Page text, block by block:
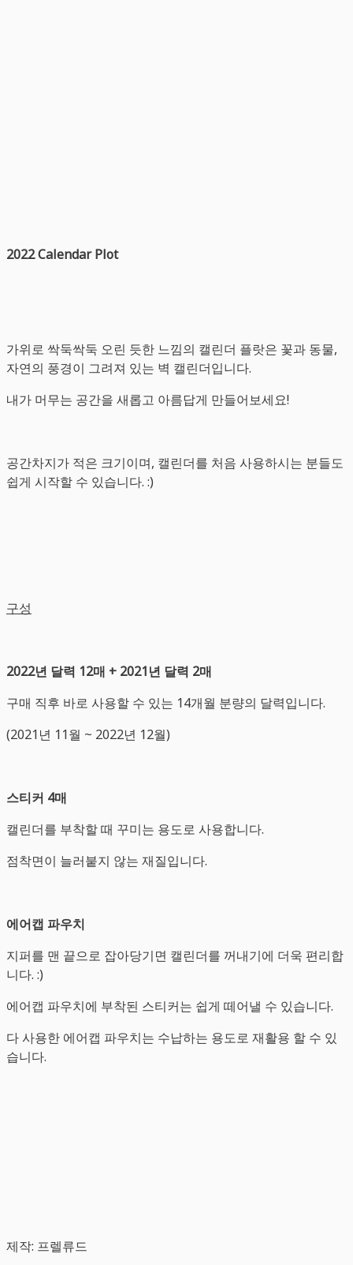
2022 Calendar Plot
가위로 싹둑싹둑 오린 듯한 느낌의 캘린더 플랏은 꽃과 동물,
자연의 풍경이 그려져 있는 벽 캘린더입니다.
내가 머무는 공간을 새롭고 아름답게 만들어보세요!
공간차지가 적은 크기이며, 캘린더를 처음 사용하시는 분들도
쉽게 시작할 수 있습니다. :)
구성
2022년 달력 12매 + 2021년 달력 2매
구매 직후 바로 사용할 수 있는 14개월 분량의 달력입니다.
(2021년 11월 ~ 2022년 12월)
스티커 4매
캘린더를 부착할 때 꾸미는 용도로 사용합니다.
점착면이 늘러붙지 않는 재질입니다.
에어캡 파우치
지퍼를 맨 끝으로 잡아당기면 캘린더를 꺼내기에 더욱 편리합
니다. :)
에어캡 파우치에 부착된 스티커는 쉽게 떼어낼 수 있습니다.
다 사용한 에어캡 파우치는 수납하는 용도로 재활용 할 수 있
습니다.
제작: 프렐류드